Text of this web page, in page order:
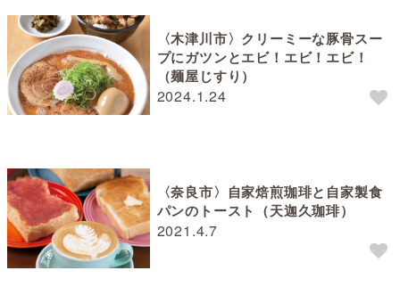
2024.1.24
〈木津川市〉クリーミーな豚骨スー
プにガツンとエビ！エビ！エビ！
（麺屋じすり）
2021.4.7
〈奈良市〉自家焙煎珈琲と自家製食
パンのトースト（天迦久珈琲）